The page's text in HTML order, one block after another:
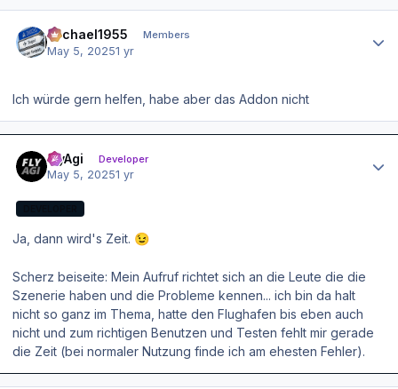
Michael1955 Members
May 5, 20251 yr
Ich würde gern helfen, habe aber das Addon nicht
FlyAgi Developer
May 5, 20251 yr
Ja, dann wird's Zeit. 😉
Scherz beiseite: Mein Aufruf richtet sich an die Leute die die
Szenerie haben und die Probleme kennen... ich bin da halt
nicht so ganz im Thema, hatte den Flughafen bis eben auch
nicht und zum richtigen Benutzen und Testen fehlt mir gerade
die Zeit (bei normaler Nutzung finde ich am ehesten Fehler).